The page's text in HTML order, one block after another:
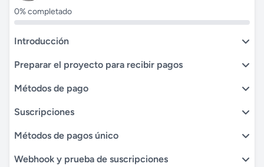
0% completado
Introducción
Preparar el proyecto para recibir pagos
Métodos de pago
Suscripciones
Métodos de pagos único
Webhook y prueba de suscripciones